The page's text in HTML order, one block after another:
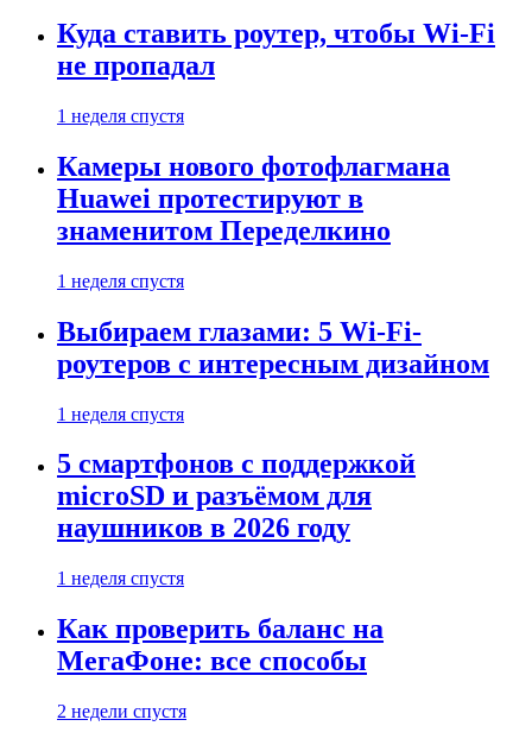
Куда ставить роутер, чтобы Wi-Fi
не пропадал
1 неделя спустя
Камеры нового фотофлагмана
Huawei протестируют в
знаменитом Переделкино
1 неделя спустя
Выбираем глазами: 5 Wi-Fi-
роутеров с интересным дизайном
1 неделя спустя
5 смартфонов с поддержкой
microSD и разъёмом для
наушников в 2026 году
1 неделя спустя
Как проверить баланс на
МегаФоне: все способы
2 недели спустя